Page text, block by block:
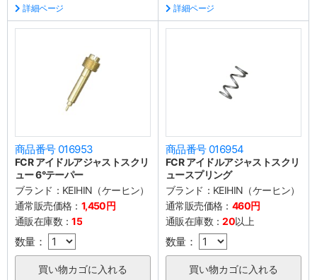
詳細ページ
詳細ページ
商品番号 016953
FCR アイドルアジャストスクリ
ュー 6°テーパー
ブランド： KEIHIN（ケーヒン）
通常販売価格： 1,450円
通販在庫数：15
数量：
商品番号 016954
FCR アイドルアジャストスクリ
ュースプリング
ブランド： KEIHIN（ケーヒン）
通常販売価格： 460円
通販在庫数：20以上
数量：